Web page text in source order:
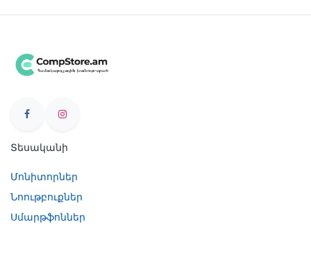
Տեսականի
Մոնիտորներ
Նոութբուքներ
Սմարթֆոններ